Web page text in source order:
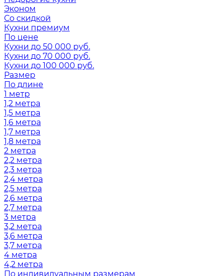
Эконом
Со скидкой
Кухни премиум
По цене
Кухни до 50 000 руб.
Кухни до 70 000 руб.
Кухни до 100 000 руб.
Размер
По длине
1 метр
1,2 метра
1,5 метра
1,6 метра
1,7 метра
1,8 метра
2 метра
2,2 метра
2,3 метра
2,4 метра
2,5 метра
2,6 метра
2,7 метра
3 метра
3,2 метра
3,6 метра
3,7 метра
4 метра
4,2 метра
По индивидуальным размерам